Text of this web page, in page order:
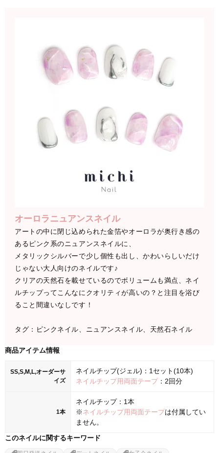
オーロラニュアンスネイル
アートの中に閉じ込められた金箔やオーロラが奥行き感の
あるピンク系のニュアンスネイルに、
メタリックシルバーで少し個性も出し、かわいらしいだけ
じゃない大人向けのネイルです♪
クリアの天然石を載せているのでボリュームも満点、ネイ
ルチップってこんなにクオリティが高いの？と注目を浴び
ること間違いなしです！
タグ：ピンクネイル、ニュアンスネイル、天然石ネイル
商品アイテム情報
SS,S,M,L,オーダーサ
イズ
ネイルチップ(ジェル)：1セット(10本)
ネイルチップ用両面テープ：2回分
1本
ネイルチップ：1本
※ネイルチップ用両面テープは付属してい
ません。
このネイルに関するキーワード